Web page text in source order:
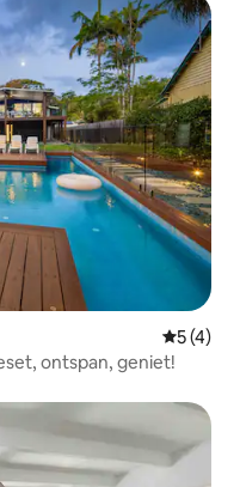
5 (4)
ontspan, geniet!